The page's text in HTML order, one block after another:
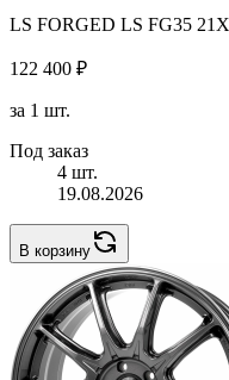
LS FORGED LS FG35
122 400 ₽
за 1 шт.
Под заказ
4 шт.
19.08.2026
В корзину